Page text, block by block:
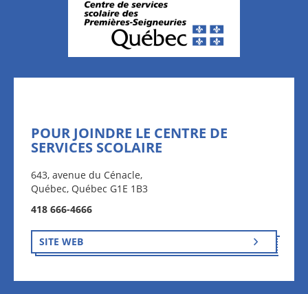
POUR JOINDRE LE CENTRE DE
SERVICES SCOLAIRE
643, avenue du Cénacle,
Québec, Québec G1E 1B3
418 666-4666
SITE WEB